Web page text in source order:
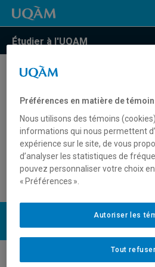
Étudier à l'UQAM
Où obtenir de
frais de scolarité?
Le détail desfrais de scolarité,
des frais connexesest
Comptes étudiants.
Nous joindre
Préférences en matière de
Nous utilisons des témoins
informations qui nous permettent
expérience sur le site, de vous
d’analyser les statistiques de
pouvez personnaliser votre choix
« Préférences ».
Tout refuser
Autoriser les